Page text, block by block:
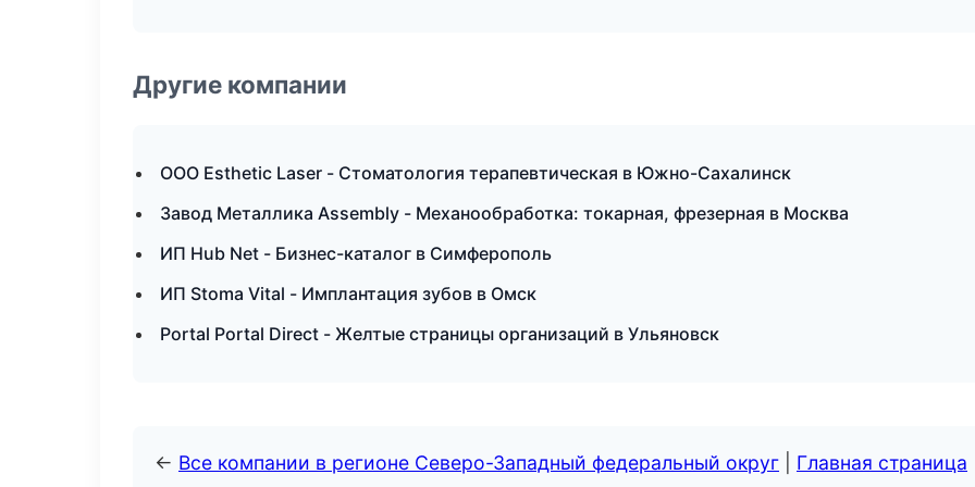
Другие компании
ООО Esthetic Laser - Стоматология терапевтическая в Южно-Сахалинск
Завод Металлика Assembly - Механообработка: токарная, фрезерная в Москва
ИП Hub Net - Бизнес-каталог в Симферополь
ИП Stoma Vital - Имплантация зубов в Омск
Portal Portal Direct - Желтые страницы организаций в Ульяновск
← Все компании в регионе Северо-Западный федеральный округ Главная страница